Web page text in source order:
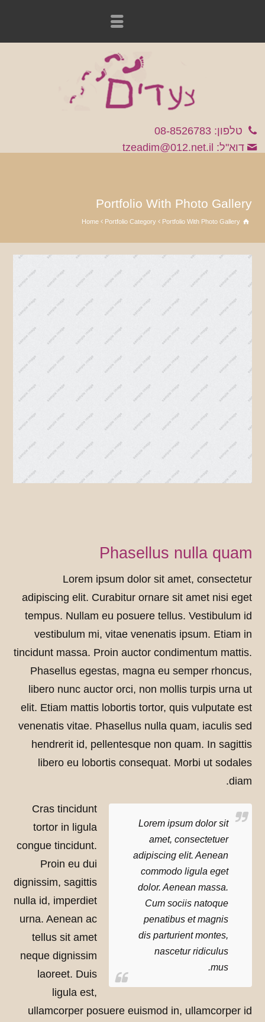
טלפון: 08-8526783
דוא"ל: tzeadim@012.net.il
Portfolio With Photo Gallery
Home Portfolio Category Portfolio With Photo Gallery
Phasellus nulla quam
Lorem ipsum dolor sit amet, consectetur
adipiscing elit. Curabitur ornare sit amet nisi eget
tempus. Nullam eu posuere tellus. Vestibulum id
vestibulum mi, vitae venenatis ipsum. Etiam in
tincidunt massa. Proin auctor condimentum mattis.
Phasellus egestas, magna eu semper rhoncus,
libero nunc auctor orci, non mollis turpis urna ut
elit. Etiam mattis lobortis tortor, quis vulputate est
venenatis vitae. Phasellus nulla quam, iaculis sed
hendrerit id, pellentesque non quam. In sagittis
libero eu lobortis consequat. Morbi ut sodales
diam.
Lorem ipsum dolor sit
amet, consectetuer
adipiscing elit. Aenean
commodo ligula eget
dolor. Aenean massa.
Cum sociis natoque
penatibus et magnis
dis parturient montes,
nascetur ridiculus
mus.
Cras tincidunt
tortor in ligula
congue tincidunt.
Proin eu dui
dignissim, sagittis
nulla id, imperdiet
urna. Aenean ac
tellus sit amet
neque dignissim
laoreet. Duis
ligula est,
ullamcorper posuere euismod in, ullamcorper id